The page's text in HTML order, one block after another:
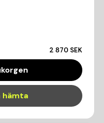
2 870 SEK
hämta